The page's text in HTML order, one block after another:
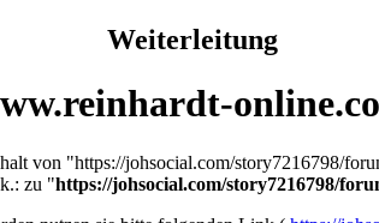
Weiterleitung
von "https://johsocial.com/story7216798/
zu "https://johsocial.com/story7216798/